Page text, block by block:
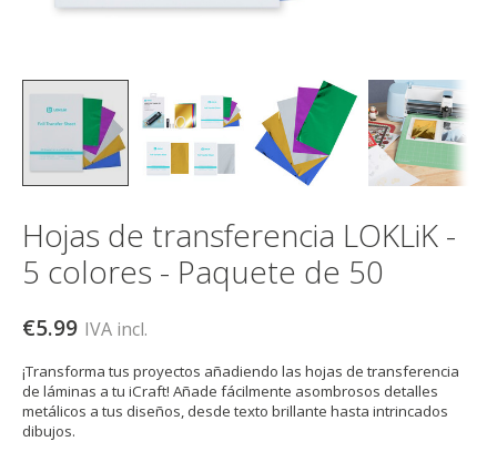
Hojas de transferencia LOKLiK -
5 colores - Paquete de 50
€5.99 IVA incl.
¡Transforma tus proyectos añadiendo las hojas de transferencia
de láminas a tu iCraft! Añade fácilmente asombrosos detalles
metálicos a tus diseños, desde texto brillante hasta intrincados
dibujos.